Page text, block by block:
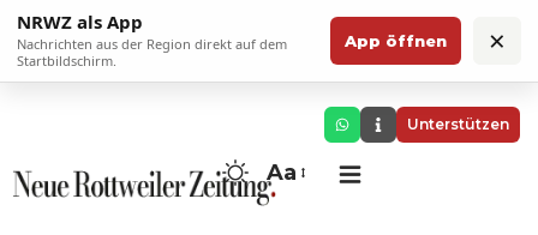
NRWZ als App
Nachrichten aus der Region direkt auf dem
Startbildschirm.
App öffnen ×
Unterstützen
Aa